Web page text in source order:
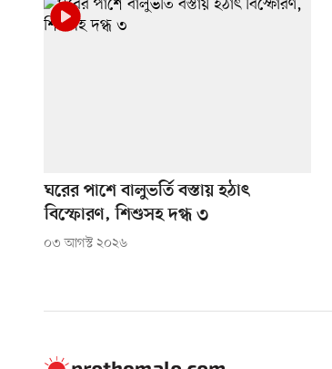
ঘরের পাশে বালুভর্তি বস্তায় হঠাৎ
বিস্ফোরণ, শিশুসহ দগ্ধ ৩
০৩ আগস্ট ২০২৬